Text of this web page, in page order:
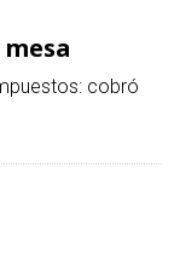
cobró